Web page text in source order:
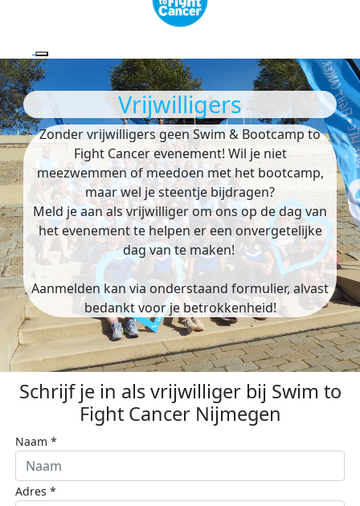
Vrijwilligers
Zonder vrijwilligers geen Swim & Bootcamp to
Fight Cancer evenement! Wil je niet
meezwemmen of meedoen met het bootcamp,
maar wel je steentje bijdragen?
Meld je aan als vrijwilliger om ons op de dag van
het evenement te helpen er een onvergetelijke
dag van te maken!
Aanmelden kan via onderstaand formulier, alvast
bedankt voor je betrokkenheid!
Schrijf je in als vrijwilliger bij Swim to
Fight Cancer Nijmegen
Naam *
Adres *